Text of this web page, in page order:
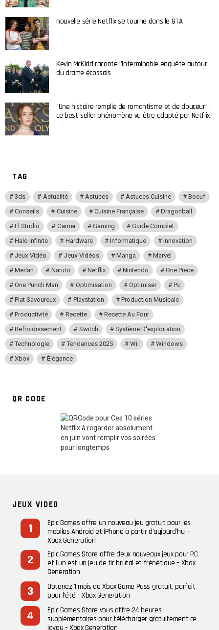
nouvelle série Netflix se tourne dans le GTA
Kevin McKidd raconte l’interminable enquête autour
du drame écossais
“Une histoire remplie de romantisme et de douceur” :
ce best-seller phénomène va être adapté par Netflix
TAG
3ds Actualité Astuces Astuces Cuisine
Boeuf
Conseils
Cuisine Cuisine Française
Dragonball
Fl Studio
Gamer Gaming
Guide Complet
Halo Infinite
Hardware Informatique
Innovation
Jeux-Vidéo
Jeux-Vidéos Manga
Marvel
Merlan
Naruto Netflix Nintendo
One Piece
One Punch Man
Optimisation Optimiser
Pc
Plat Savoureux
Playstation
Production Musicale
Productivité
Recette
Recette Au Four
Refroidissement
Switch
Système D'exploitation
Technologie
Tendances 2025 Wii
Windows
Xbox
Élégance
QR CODE
JEUX VIDEO
Epic Games offre un nouveau jeu gratuit pour les
mobiles Android et iPhone à partir d'aujourd'hui –
Xbox Generation
Epic Games Store offre deux nouveaux jeux pour PC
et l'un est un jeu de tir brutal et frénétique – Xbox
Generation
Obtenez 1 mois de Xbox Game Pass gratuit, parfait
pour l’été – Xbox Generation
Epic Games Store vous offre 24 heures
supplémentaires pour télécharger gratuitement ce
joyau – Xbox Generation